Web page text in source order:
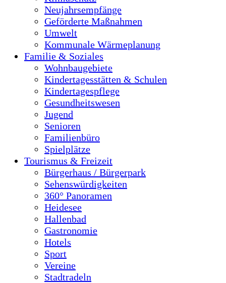
Neujahrsempfänge
Geförderte Maßnahmen
Umwelt
Kommunale Wärmeplanung
Familie & Soziales
Wohnbaugebiete
Kindertagesstätten & Schulen
Kindertagespflege
Gesundheitswesen
Jugend
Senioren
Familienbüro
Spielplätze
Tourismus & Freizeit
Bürgerhaus / Bürgerpark
Sehenswürdigkeiten
360° Panoramen
Heidesee
Hallenbad
Gastronomie
Hotels
Sport
Vereine
Stadtradeln